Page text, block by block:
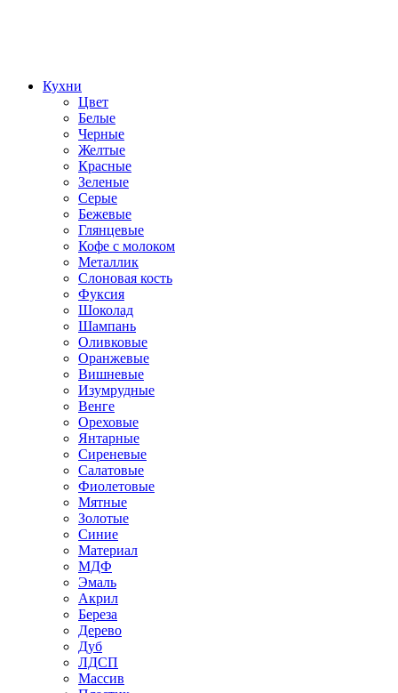
Кухни
Цвет
Белые
Черные
Желтые
Красные
Зеленые
Серые
Бежевые
Глянцевые
Кофе с молоком
Металлик
Слоновая кость
Фуксия
Шоколад
Шампань
Оливковые
Оранжевые
Вишневые
Изумрудные
Венге
Ореховые
Янтарные
Сиреневые
Салатовые
Фиолетовые
Мятные
Золотые
Синие
Материал
МДФ
Эмаль
Акрил
Береза
Дерево
Дуб
ЛДСП
Массив